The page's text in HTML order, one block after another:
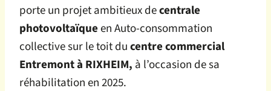
porte un projet ambitieux decentrale
photovoltaïque en Auto-consommation
collective sur le toit du centre commercial
Entremont à RIXHEIM, à l’occasion de sa
réhabilitation en 2025.